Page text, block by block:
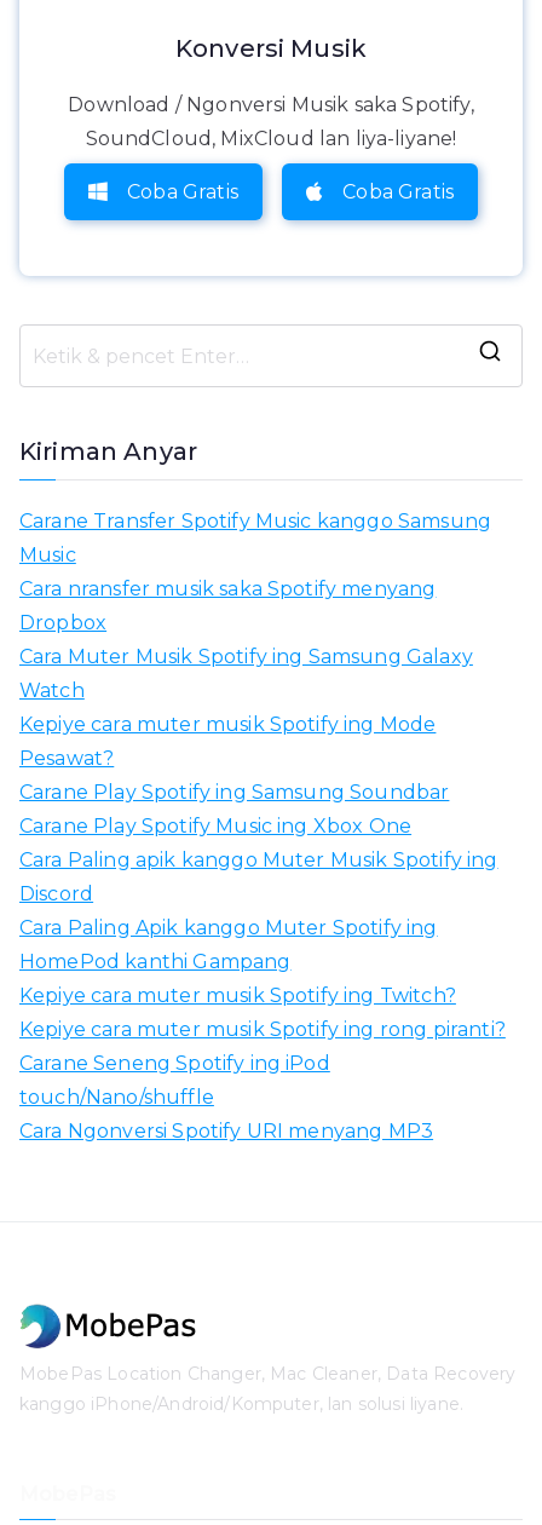
Konversi Musik
Download / Ngonversi Musik saka Spotify,
SoundCloud, MixCloud lan liya-liyane!
Coba Gratis Coba Gratis
Kiriman Anyar
Carane Transfer Spotify Music kanggo Samsung
Music
Cara nransfer musik saka Spotify menyang
Dropbox
Cara Muter Musik Spotify ing Samsung Galaxy
Watch
Kepiye cara muter musik Spotify ing Mode
Pesawat?
Carane Play Spotify ing Samsung Soundbar
Carane Play Spotify Music ing Xbox One
Cara Paling apik kanggo Muter Musik Spotify ing
Discord
Cara Paling Apik kanggo Muter Spotify ing
HomePod kanthi Gampang
Kepiye cara muter musik Spotify ing Twitch?
Kepiye cara muter musik Spotify ing rong piranti?
Carane Seneng Spotify ing iPod
touch/Nano/shuffle
Cara Ngonversi Spotify URI menyang MP3
MobePas Location Changer, Mac Cleaner, Data Recovery
kanggo iPhone/Android/Komputer, lan solusi liyane.